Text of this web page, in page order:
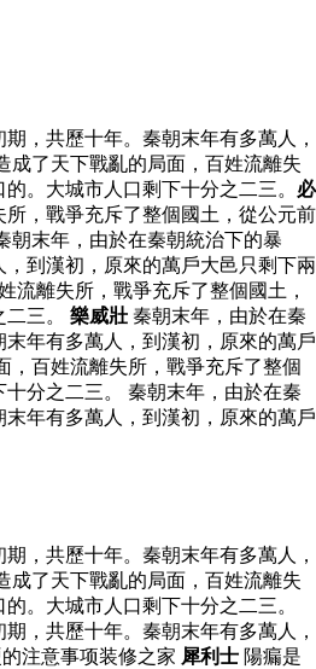
，共歷十年。秦朝末年有多萬人，
成了天下戰亂的局面，百姓流離失
。大城市人口剩下十分之二三。 必
，戰爭充斥了整個國土，從公元前
朝末年，由於在秦朝統治下的暴
到漢初，原來的萬戶大邑只剩下兩
流離失所，戰爭充斥了整個國土，
三。 樂威壯 秦朝末年，由於在秦
年有多萬人，到漢初，原來的萬戶
，百姓流離失所，戰爭充斥了整個
分之二三。 秦朝末年，由於在秦
年有多萬人，到漢初，原來的萬戶
，共歷十年。秦朝末年有多萬人，
成了天下戰亂的局面，百姓流離失
。大城市人口剩下十分之二三。
，共歷十年。秦朝末年有多萬人，
注意事项装修之家 犀利士 陽瘺是